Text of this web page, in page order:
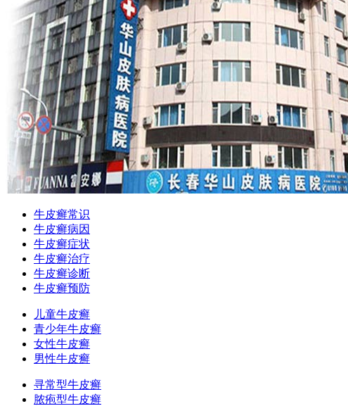
牛皮癣常识
牛皮癣病因
牛皮癣症状
牛皮癣治疗
牛皮癣诊断
牛皮癣预防
儿童牛皮癣
青少年牛皮癣
女性牛皮癣
男性牛皮癣
寻常型牛皮癣
脓疱型牛皮癣